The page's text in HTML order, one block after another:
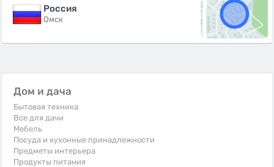
Россия
Омск
Дом и дача
Бытовая техника
Все для дачи
Мебель
Посуда и кухонные принадлежности
Предметы интерьера
Продукты питания